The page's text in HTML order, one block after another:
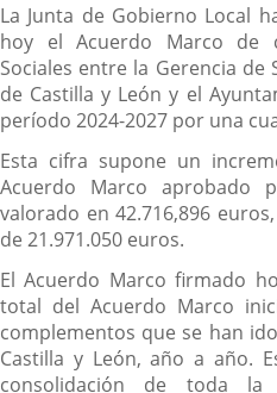
La Junta de Gobierno Local
hoy el Acuerdo Marco de
Sociales entre la Gerencia de
de Castilla y León y el
período 2024-2027 por una
Esta cifra supone un
Acuerdo Marco aprobado
valorado en 42.716,896
de 21.971.050 euros.
El Acuerdo Marco firmado
total del Acuerdo Marco
complementos que se han
Castilla y León, año a año.
consolidación de toda la